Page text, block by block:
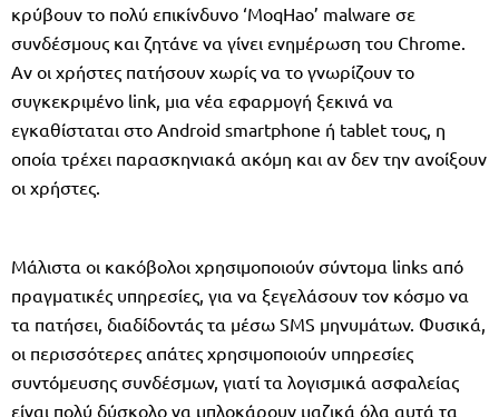
κρύβουν το πολύ επικίνδυνο ‘MoqHao’ malware σε
συνδέσμους και ζητάνε να γίνει ενημέρωση του Chrome.
Αν οι χρήστες πατήσουν χωρίς να το γνωρίζουν το
συγκεκριμένο link, μια νέα εφαρμογή ξεκινά να
εγκαθίσταται στο Android smartphone ή tablet τους, η
οποία τρέχει παρασκηνιακά ακόμη και αν δεν την ανοίξουν
οι χρήστες.
Μάλιστα οι κακόβολοι χρησιμοποιούν σύντομα links από
πραγματικές υπηρεσίες, για να ξεγελάσουν τον κόσμο να
τα πατήσει, διαδίδοντάς τα μέσω SMS μηνυμάτων. Φυσικά,
οι περισσότερες απάτες χρησιμοποιούν υπηρεσίες
συντόμευσης συνδέσμων, γιατί τα λογισμικά ασφαλείας
είναι πολύ δύσκολο να μπλοκάρουν μαζικά όλα αυτά τα